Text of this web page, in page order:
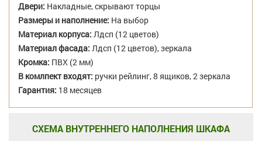
Двери: Накладные, скрывают торцы
Размеры и наполнение: На выбор
Материал корпуса: Лдсп (12 цветов)
Материал фасада: Лдсп (12 цветов), зеркала
Кромка: ПВХ (2 мм)
В комлпект входят: ручки рейлинг, 8 ящиков, 2 зеркала
Гарантия: 18 месяцев
СХЕМА ВНУТРЕННЕГО НАПОЛНЕНИЯ ШКАФА